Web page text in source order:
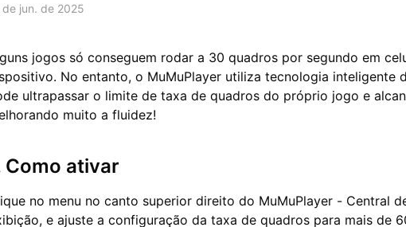
de jun. de 2025
jogos só conseguem rodar a 30 quadros por segundo em
No entanto, o MuMuPlayer utiliza tecnologia inteligente
ultrapassar o limite de taxa de quadros do próprio jogo e
muito a fluidez!
Como ativar
no menu no canto superior direito do MuMuPlayer - Central
e ajuste a configuração da taxa de quadros para mais de